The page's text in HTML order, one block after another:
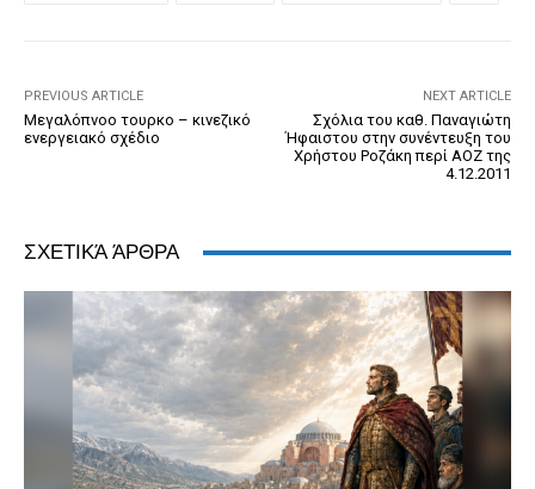
k
PREVIOUS ARTICLE
Μεγαλόπνοο τουρκο – κινεζικό
ενεργειακό σχέδιο
NEXT ARTICLE
Σχόλια του καθ. Παναγιώτη
Ήφαιστου στην συνέντευξη του
Χρήστου Ροζάκη περί ΑΟΖ της
4.12.2011
ΣΧΕΤΙΚΆ ΆΡΘΡΑ